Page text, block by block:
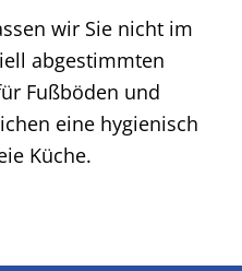
wir Sie nicht im
abgestimmten
Fußböden und
eine hygienisch
Küche.